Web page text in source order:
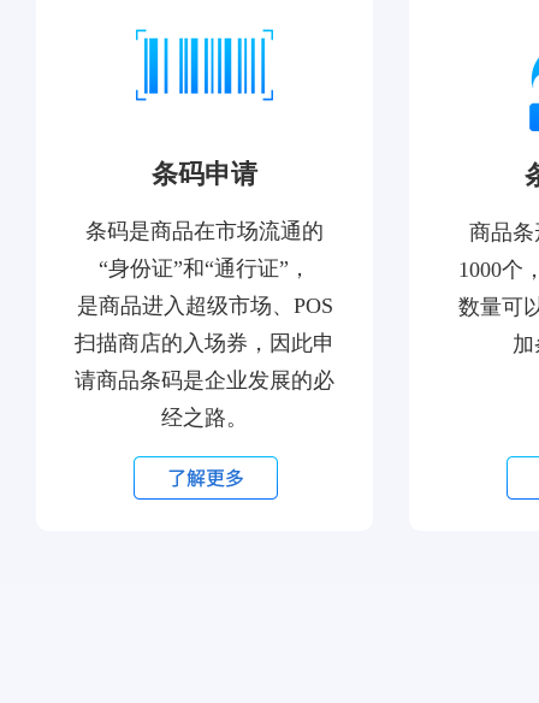
条码申请
条码是商品在市场流通的
“身份证”和“通行证”，
是商品进入超级市场、POS
扫描商店的入场券，因此申
请商品条码是企业发展的必
经之路。
商品
1000个
数量可